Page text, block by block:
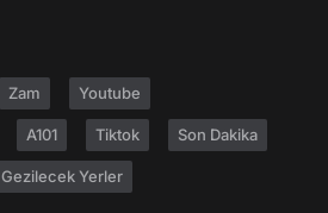
Zam Youtube
A101 Tiktok Son Dakika
Gezilecek Yerler